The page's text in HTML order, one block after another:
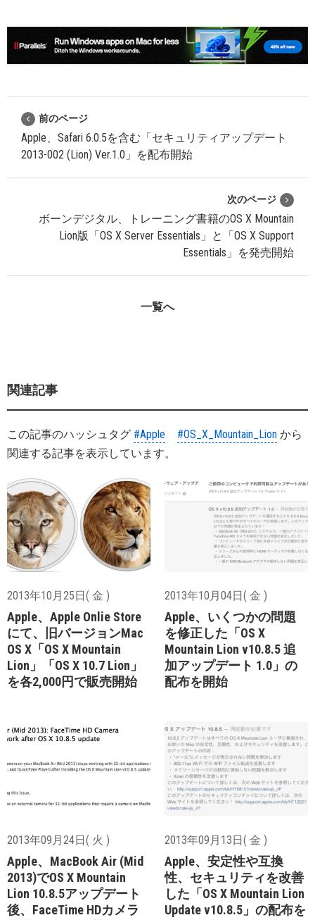
前のページ
Apple、Safari 6.0.5を含む「セキュリティアップデート
2013-002 (Lion) Ver.1.0」を配布開始
次のページ
ボーンデジタル、トレーニング書籍のOS X Mountain
Lion版「OS X Server Essentials」と「OS X Support
Essentials」を発売開始
一覧へ
関連記事
この記事のハッシュタグ #Apple #OS_X_Mountain_Lion から
関連する記事を表示しています。
2013年10月25日( 金 )
Apple、Apple Onlie Store
にて、旧バージョンMac
OS X「OS X Mountain
Lion」「OS X 10.7 Lion」
を各2,000円で販売開始
2013年10月04日( 金 )
Apple、いくつかの問題
を修正した「OS X
Mountain Lion v10.8.5 追
加アップデート 1.0」の
配布を開始
2013年09月24日( 火 )
Apple、MacBook Air (Mid
2013)でOS X Mountain
Lion 10.8.5アップデート
後、FaceTime HDカメラ
2013年09月13日( 金 )
Apple、安定性や互換
性、セキュリティを改善
した「OS X Mountain Lion
Update v10.8.5」の配布を